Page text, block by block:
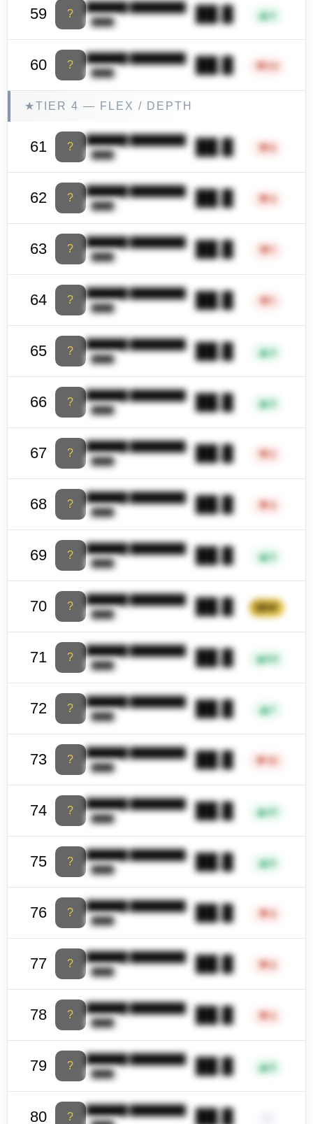
59 ?
██████ ████████
████ ██.█ ▲2
60 ?
██████ ████████
████ ██.█ ▼ 23
★TIER 4 — FLEX / DEPTH
61 ?
██████ ████████
████ ██.█ ▼6
62 ?
██████ ████████
████ ██.█ ▼
63 ?
██████ ████████
████ ██.█ ▼
64 ?
██████ ████████
████ ██.█ ▼
65 ?
██████ ████████
████ ██.█ ▲4
66 ?
██████ ████████
████ ██.█ ▲4
67 ?
██████ ████████
████ ██.█ ▼
68 ?
██████ ████████
████ ██.█ ▼
69 ?
██████ ████████
████ ██.█ ▲5
70 ?
██████ ████████
████ ██.█ NEW
71 ?
██████ ████████
████ ██.█ ▲63
72 ?
██████ ████████
████ ██.█ ▲7
73 ?
██████ ████████
████ ██.█ ▼ 10
74 ?
██████ ████████
████ ██.█ ▲41
75 ?
██████ ████████
████ ██.█ ▲9
76 ?
██████ ████████
████ ██.█ ▼
77 ?
██████ ████████
████ ██.█ ▼
78 ?
██████ ████████
████ ██.█ ▼
79 ?
██████ ████████
████ ██.█ ▲9
80 ?
██████ ████████ ██.█